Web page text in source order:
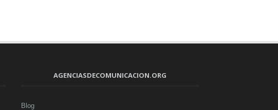
AGENCIASDECOMUNICACION.ORG
Blog